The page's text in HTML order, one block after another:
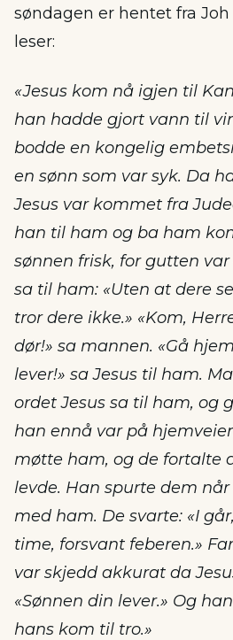
søndagen er hentet fra Joh
leser:
«Jesus kom nå igjen til
han hadde gjort vann til
bodde en kongelig
en sønn som var syk. Da
Jesus var kommet fra
han til ham og ba ham
sønnen frisk, for gutten
sa til ham: «Uten at dere
tror dere ikke.» «Kom,
dør!» sa mannen. «Gå
lever!» sa Jesus til ham.
ordet Jesus sa til ham, og
han ennå var på
møtte ham, og de fortalte
levde. Han spurte dem
med ham. De svarte: «I
time, forsvant feberen.»
var skjedd akkurat da
«Sønnen din lever.» Og
hans kom til tro.»